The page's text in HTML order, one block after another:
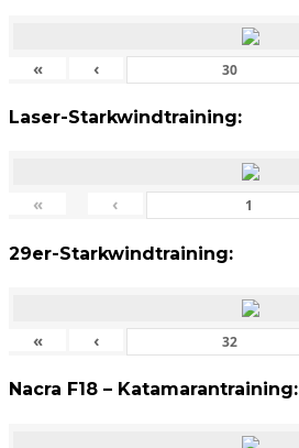
« ‹
Laser-Starkwindtraining:
« ‹
29er-Starkwindtraining:
« ‹
Nacra F18 – Katamarantraining: